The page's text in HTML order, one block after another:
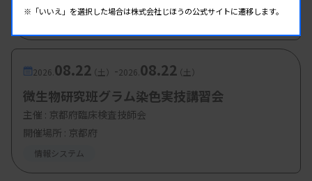
や、POCT血糖とSMBGの違いについての研修を実
施しています。また、病棟や外来でのカンファレン
スにも臨床検査技師が出向き、必要に応じて研修会
を開催しています。
写真は、機器更新時に行われた教育研修の様子で
す。12年ぶりにPOCT血糖の機器更新が行われ、各
部署の代表者は検査室作成の簡易マニュアルを基
2026. 08.22（土） -2026. 08.22（土）
微生物研究班グラム染色実技講習会
主催 : 京都府臨床検査技師会
開催場所 : 京都府
情報システム
※「いいえ」を選択した場合は株式会社じほうの公式サイトに遷移します。